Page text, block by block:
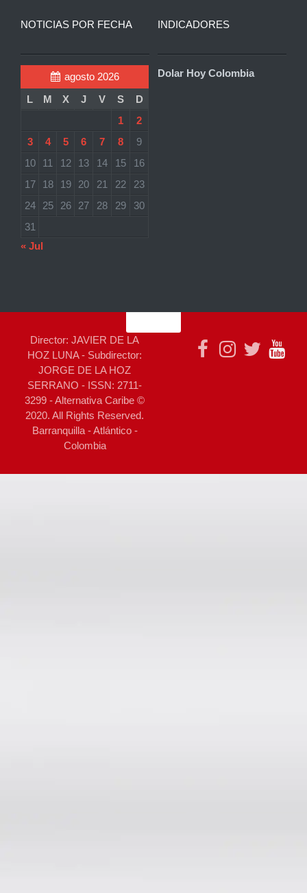
NOTICIAS POR FECHA
agosto 2026
L
M X J V S
D
1
2
3
4 5 6 7 8
9
10
11 12 13 14 15
16
17
18 19 20 21 22
23
24
25 26 27 28 29
30
31
« Jul
INDICADORES
Dolar Hoy Colombia
Director: JAVIER DE LA
HOZ LUNA - Subdirector:
JORGE DE LA HOZ
SERRANO - ISSN: 2711-
3299 - Alternativa Caribe ©
2020. All Rights Reserved.
Barranquilla - Atlántico -
Colombia